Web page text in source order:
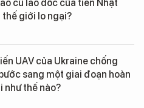
cú lao dốc của tiền Nhật
thế giới lo ngại?
UAV của Ukraine chống
sang một giai đoạn hoàn
như thế nào?